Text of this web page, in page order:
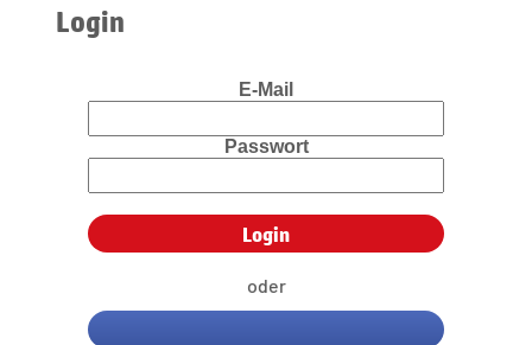
Login
E-Mail
Passwort
oder